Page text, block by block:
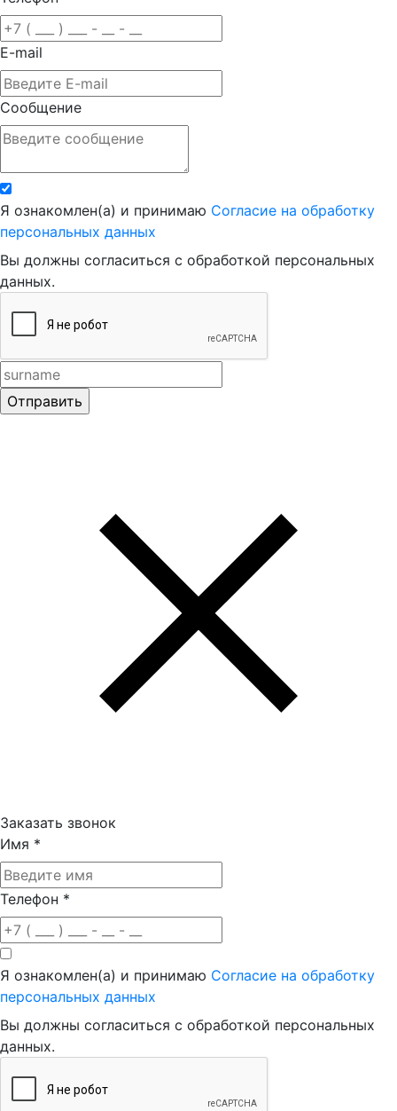
E-mail
Сообщение
Я ознакомлен(а) и принимаю Согласие на обработку
персональных данных
Вы должны согласиться с обработкой персональных
данных.
Заказать звонок
Имя *
Телефон *
Я ознакомлен(а) и принимаю Согласие на обработку
персональных данных
Вы должны согласиться с обработкой персональных
данных.